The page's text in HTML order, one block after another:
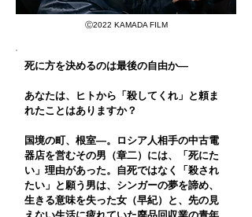
Ⓒ2022 KAMADA FILM
死に方を決めるのは最後の自由か―
あなたは、ヒトから「殺してくれ」と頼ま
れたことはありますか？
国境の町、根室―。ロシア人相手の中古電
器店を営むその男（章二）には、「死にた
い」理由があった。自死ではなく「殺され
たい」と願う男は、シンガーの夢を諦め、
生きる意味を失った女（早紀）と、先の見